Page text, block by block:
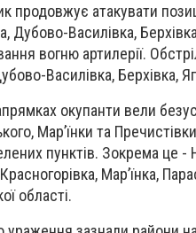
продовжує атакувати
Дубово-Василівка,
вогню артилерії.
Василівка, Берхівка,
окупанти вели
Мар’їнки та
пунктів. Зокрема це -
Мар’їнка,
області.